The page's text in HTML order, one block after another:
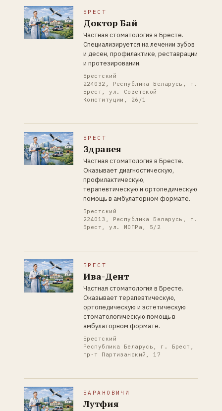
БРЕСТ
Доктор Бай
Частная стоматология в Бресте.
Специализируется на лечении зубов
и десен, профилактике, реставрации
и протезировании.
Брестский
224032, Республика Беларусь, г.
Брест, ул. Советской
Конституции, 26/1
БРЕСТ
Здравея
Частная стоматология в Бресте.
Оказывает диагностическую,
профилактическую,
терапевтическую и ортопедическую
помощь в амбулаторном формате.
Брестский
224013, Республика Беларусь, г.
Брест, ул. МОПРа, 5/2
БРЕСТ
Ива-Дент
Частная стоматология в Бресте.
Оказывает терапевтическую,
ортопедическую и эстетическую
стоматологическую помощь в
амбулаторном формате.
Брестский
Республика Беларусь, г. Брест,
пр-т Партизанский, 17
БАРАНОВИЧИ
Лутфия